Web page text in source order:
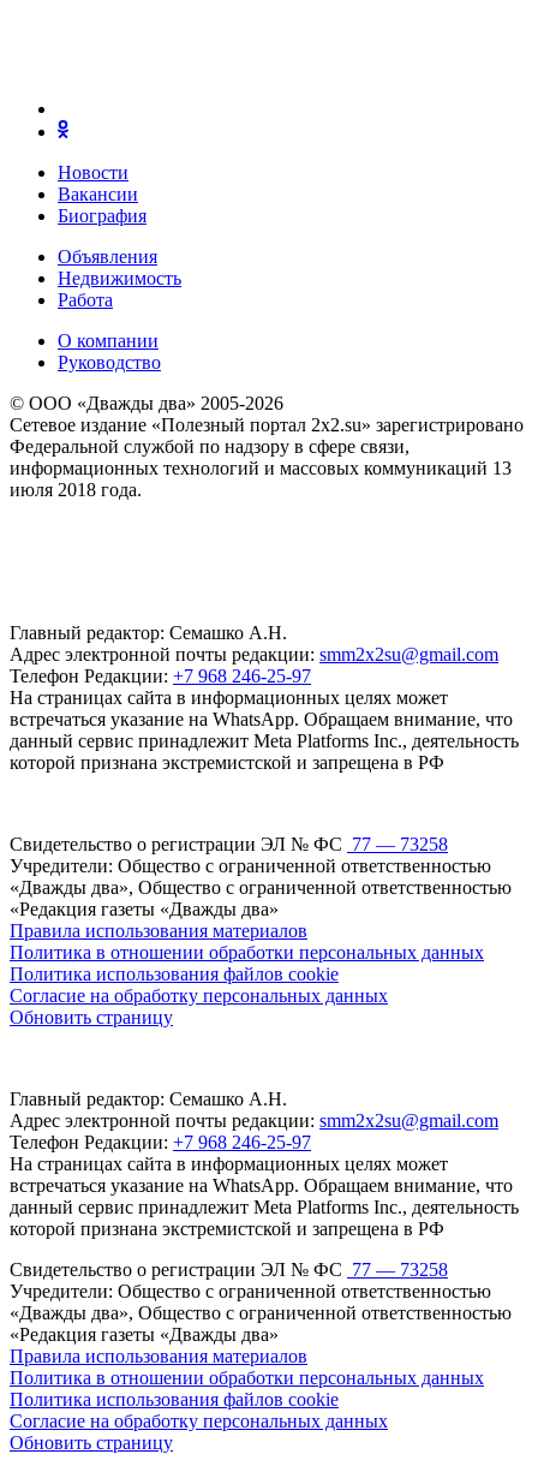
Новости
Вакансии
Биография
Объявления
Недвижимость
Работа
О компании
Руководство
© ООО «Дважды два» 2005-2026
Сетевое издание «Полезный портал 2x2.su» зарегистрировано
Федеральной службой по надзору в сфере связи,
информационных технологий и массовых коммуникаций 13
июля 2018 года.
Главный редактор: Семашко А.Н.
Адрес электронной почты редакции: smm2x2su@gmail.com
Телефон Редакции: +7 968 246-25-97
На страницах сайта в информационных целях может
встречаться указание на WhatsApp. Обращаем внимание, что
данный сервис принадлежит Meta Platforms Inc., деятельность
которой признана экстремистской и запрещена в РФ
Свидетельство о регистрации ЭЛ № ФС 77 — 73258
Учредители: Общество с ограниченной ответственностью
«Дважды два», Общество с ограниченной ответственностью
«Редакция газеты «Дважды два»
Правила использования материалов
Политика в отношении обработки персональных данных
Политика использования файлов cookie
Согласие на обработку персональных данных
Обновить страницу
Главный редактор: Семашко А.Н.
Адрес электронной почты редакции: smm2x2su@gmail.com
Телефон Редакции: +7 968 246-25-97
На страницах сайта в информационных целях может
встречаться указание на WhatsApp. Обращаем внимание, что
данный сервис принадлежит Meta Platforms Inc., деятельность
которой признана экстремистской и запрещена в РФ
Свидетельство о регистрации ЭЛ № ФС 77 — 73258
Учредители: Общество с ограниченной ответственностью
«Дважды два», Общество с ограниченной ответственностью
«Редакция газеты «Дважды два»
Правила использования материалов
Политика в отношении обработки персональных данных
Политика использования файлов cookie
Согласие на обработку персональных данных
Обновить страницу